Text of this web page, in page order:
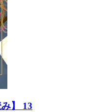
】 13